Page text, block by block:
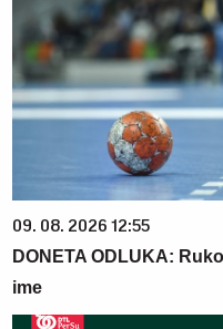
09. 08. 2026 12:55
DONETA ODLUKA:
ime